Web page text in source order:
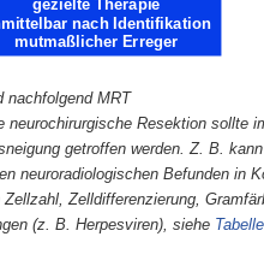
gezielte Therapie
unmittelbar nach Identifikation
mutmaßlicher Erreger
MRT
Resektion
getroffen werden. Z. B.
neuroradiologischen Befunden in
Zelldifferenzierung,
(z. B. Herpesviren), siehe